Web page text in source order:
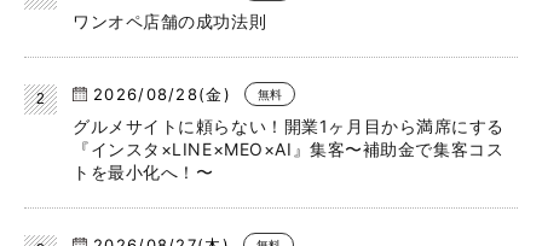
ワンオペ店舗の成功法則
2026/08/28(金) 無料
グルメサイトに頼らない！開業1ヶ月目から満席にする
『インスタ×LINE×MEO×AI』集客〜補助金で集客コス
トを最小化へ！〜